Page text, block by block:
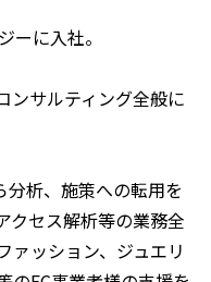
ーに入社。
ンサルティング全般に
析、施策への転用を
クセス解析等の業務全
ァッション、ジュエリ